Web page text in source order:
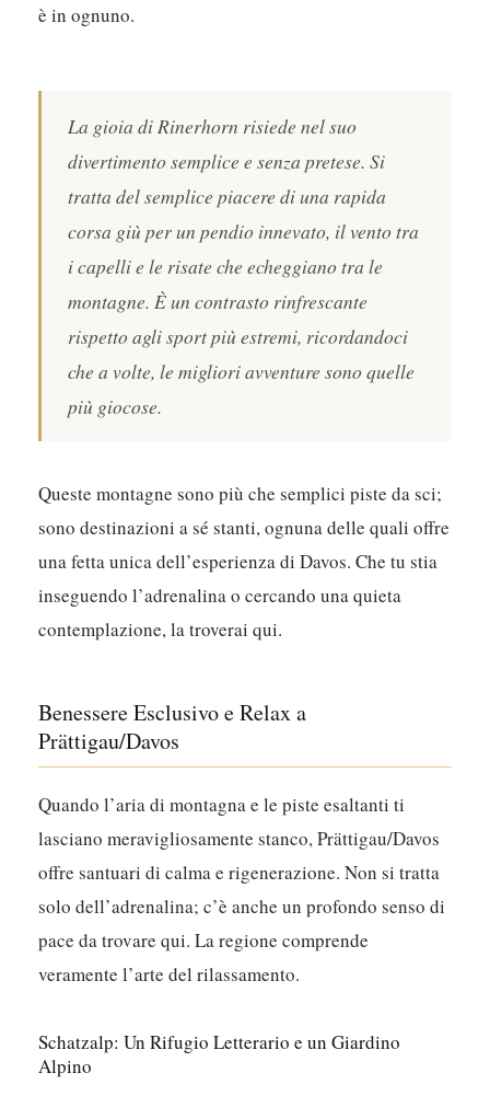
è in ognuno.
La gioia di Rinerhorn risiede nel suo
divertimento semplice e senza pretese. Si
tratta del semplice piacere di una rapida
corsa giù per un pendio innevato, il vento tra
i capelli e le risate che echeggiano tra le
montagne. È un contrasto rinfrescante
rispetto agli sport più estremi, ricordandoci
che a volte, le migliori avventure sono quelle
più giocose.
Queste montagne sono più che semplici piste da sci;
sono destinazioni a sé stanti, ognuna delle quali offre
una fetta unica dell’esperienza di Davos. Che tu stia
inseguendo l’adrenalina o cercando una quieta
contemplazione, la troverai qui.
Benessere Esclusivo e Relax a
Prättigau/Davos
Quando l’aria di montagna e le piste esaltanti ti
lasciano meravigliosamente stanco, Prättigau/Davos
offre santuari di calma e rigenerazione. Non si tratta
solo dell’adrenalina; c’è anche un profondo senso di
pace da trovare qui.La regione comprende
veramente l’arte del rilassamento.
Schatzalp: Un Rifugio Letterario e un Giardino
Alpino